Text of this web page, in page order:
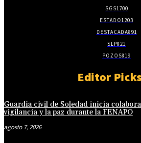
SGS1700
ESTADO1203
DESTACADA891
SLP821
POZOS819
Editor
Guardia civil de Soledad inicia
vigilancia y la paz durante la FENAPO
agosto 7, 2026